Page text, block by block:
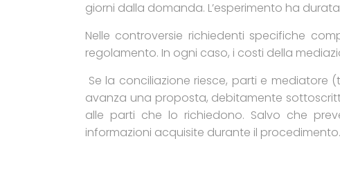
giorni dalla domanda. L’esperimento ha
Nelle controversie richiedenti specifiche
regolamento. In ogni caso, i costi della
Se la conciliazione riesce, parti e mediatore
avanza una proposta, debitamente
alle parti che lo richiedono. Salvo che
informazioni acquisite durante il procedimento.